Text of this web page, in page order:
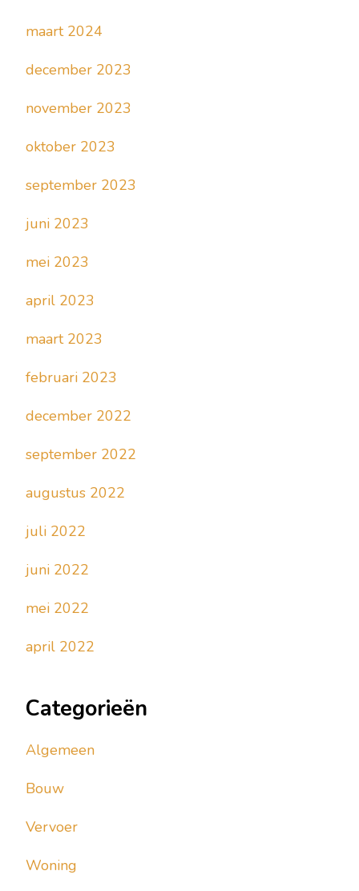
maart 2024
december 2023
november 2023
oktober 2023
september 2023
juni 2023
mei 2023
april 2023
maart 2023
februari 2023
december 2022
september 2022
augustus 2022
juli 2022
juni 2022
mei 2022
april 2022
Categorieën
Algemeen
Bouw
Vervoer
Woning